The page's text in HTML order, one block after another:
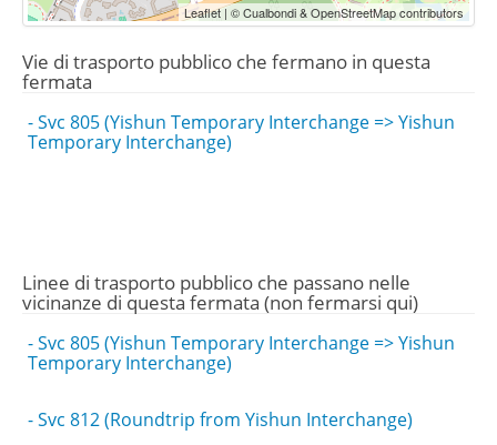
Leaflet | © Cualbondi & OpenStreetMap contributors
Vie di trasporto pubblico che fermano in questa
fermata
- Svc 805 (Yishun Temporary Interchange => Yishun
Temporary Interchange)
Linee di trasporto pubblico che passano nelle
vicinanze di questa fermata (non fermarsi qui)
- Svc 805 (Yishun Temporary Interchange => Yishun
Temporary Interchange)
- Svc 812 (Roundtrip from Yishun Interchange)